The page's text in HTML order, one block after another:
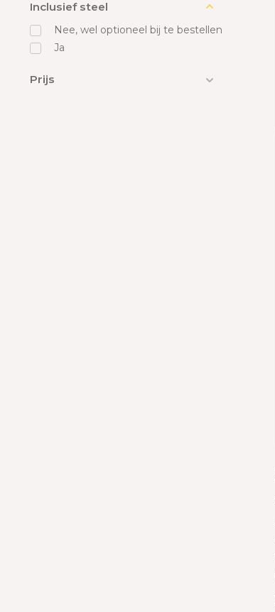
Inclusief steel
Nee, wel optioneel bij te bestellen
Ja
Prijs